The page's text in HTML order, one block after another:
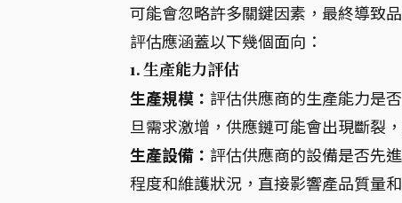
可能會忽略許多關鍵因素，最終導致
評估應涵蓋以下幾個面向：
1. 生產能力評估
生產規模： 評估供應商的生產能力是
旦需求激增，供應鏈可能會出現斷裂
生產設備： 評估供應商的設備是否先
程度和維護狀況，直接影響產品質量